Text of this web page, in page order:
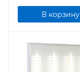
В корзину